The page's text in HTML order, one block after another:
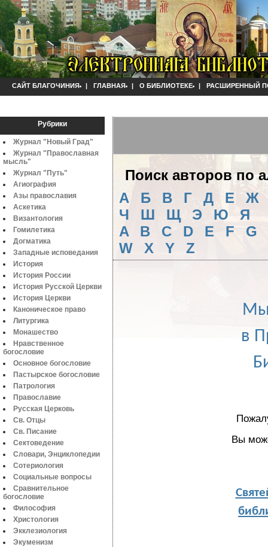
САЙТ БЛАГОЧИНИЯ | ГЛАВНАЯ | О БИБЛИОТЕКЕ | РАСШИРЕННЫЙ
Рубрики
Журнал "Новый Град"
Журнал "Православная
мысль"
Журнал "Путь"
Агиография
Азы православия
Аскетика
Византология
Гомилетика
Догматика
Западные исповедания
История
История России
История Русской Церкви
История Церкви
Каноническое право
Литургика
Монашество
Нравственное
богословие
Основное богословие
Пастырское богословие
Патрология
Православие
Русская Церковь
Св. Отцы
Св. Писание
Сектоведение
Словари, Энциклопедии
Сотериология
Социальные вопросы
Сравнительное
богословие
Философия
Христология
Экклезиология
Экуменизм
Поиск авторов по
А
Б B Г Д Е
Ж
Ч
Ш Щ Э Ю
Я
A
B C D E F
G
W
X Y Z
Мы
в
Вы